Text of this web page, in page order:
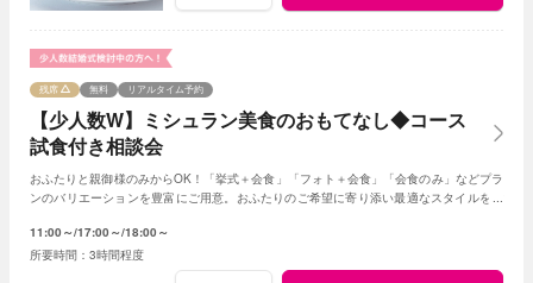
【少人数W】ミシュラン美食のおもてなし◆コース
試食付き相談会
残席 無料 リアルタイム予約
おふたりと親御様のみからOK！「挙式＋会食」「フォト＋会食」「会食のみ」などプラ
ンのバリエーションを豊富にご用意。おふたりのご希望に寄り添い最適なスタイルをご
11:00～ 17:00～ 18:00～
3時間程度